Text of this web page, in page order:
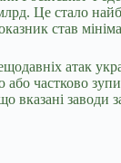
Це стало
став
атак
або частково
вказані заводи